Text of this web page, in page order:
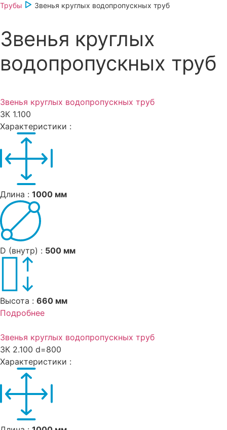
Трубы
Звенья круглых водопропускных труб
Звенья круглых
водопропускных труб
Звенья круглых водопропускных труб
ЗК 1.100
Характеристики :
Длина : 1000 мм
D (внутр) : 500 мм
Высота : 660 мм
Подробнее
Звенья круглых водопропускных труб
ЗК 2.100 d=800
Характеристики :